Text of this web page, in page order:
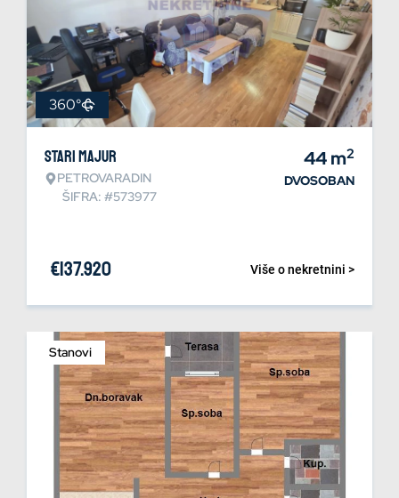
360°
Stari Majur
PETROVARADIN
ŠIFRA: #573977
44m2
DVOSOBAN
Više o nekretnini >
€137.920
Stanovi